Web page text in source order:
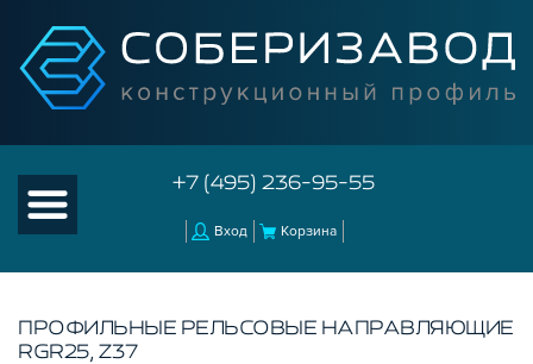
+7 (495) 236-95-55
Вход Корзина
ПРОФИЛЬНЫЕ РЕЛЬСОВЫЕ НАПРАВЛЯЮЩИЕ
RGR25, Z37